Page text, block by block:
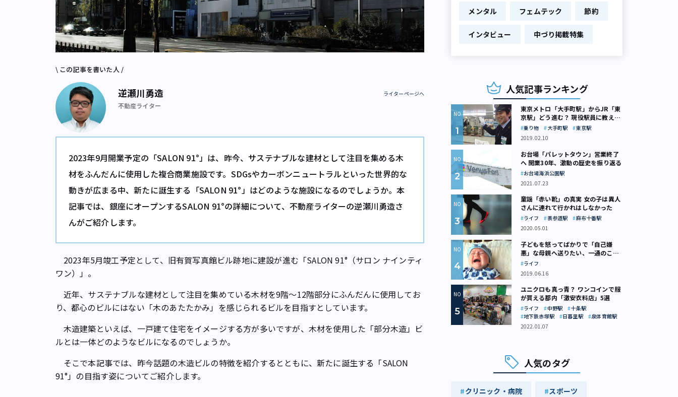
\ この記事を書いた人 /
逆瀬川勇造
不動産ライター
ライターページへ
2023年9月開業予定の「SALON 91°」は、昨今、サステナブルな建材として注目を集める木
材をふんだんに使用した複合商業施設です。SDGsやカーボンニュートラルといった世界的な
動きが広まる中、新たに誕生する「SALON 91°」はどのような施設になるのでしょうか。本
記事では、銀座にオープンするSALON 91°の詳細について、不動産ライターの逆瀬川勇造さ
んがご紹介します。
2023年5月竣工予定として、旧有賀写真館ビル跡地に建設が進む「SALON 91°（サロン ナインティ
ワン）」。
近年、サステナブルな建材として注目を集めている木材を9階～12階部分にふんだんに使用してお
り、都心のビルにはない「木のあたたかみ」を感じられるビルを目指すとしています。
木造建築といえば、一戸建て住宅をイメージする方が多いですが、木材を使用した「部分木造」ビ
ルとは一体どのようなビルになるのでしょうか。
そこで本記事では、昨今話題の木造ビルの特徴を紹介するとともに、新たに誕生する「SALON
91°」の目指す姿についてご紹介します。
メンタル フェムテック 節約
インタビュー 中づり掲載特集
人気記事ランキング
東京メトロ「大手町駅」からJR「東
京駅」どう進む？ 現役駅員に教えて
もらいました
乗り物 大手町駅
東京駅
2019.02.10
お台場「パレットタウン」営業終了
へ 開業30年、激動の歴史を振り返る
お台場海浜公園駅
2021.07.23
童謡「赤い靴」の真実 女の子は異人
さんに連れて行かれはしなかった
ライフ 表参道駅
麻布十番駅
2020.05.01
子どもを怒ってばかりで「自己嫌
悪」な母親へ送りたい、一通のここ
ろの処方箋
ライフ
2019.06.16
ユニクロも真っ青？ ワンコインで服
が買える都内「激安衣料店」5選
ライフ 中野駅
十条駅
地下鉄赤塚駅
日暮里駅
泉体育館駅
2022.01.07
人気のタグ
クリニック・病院 スポーツ